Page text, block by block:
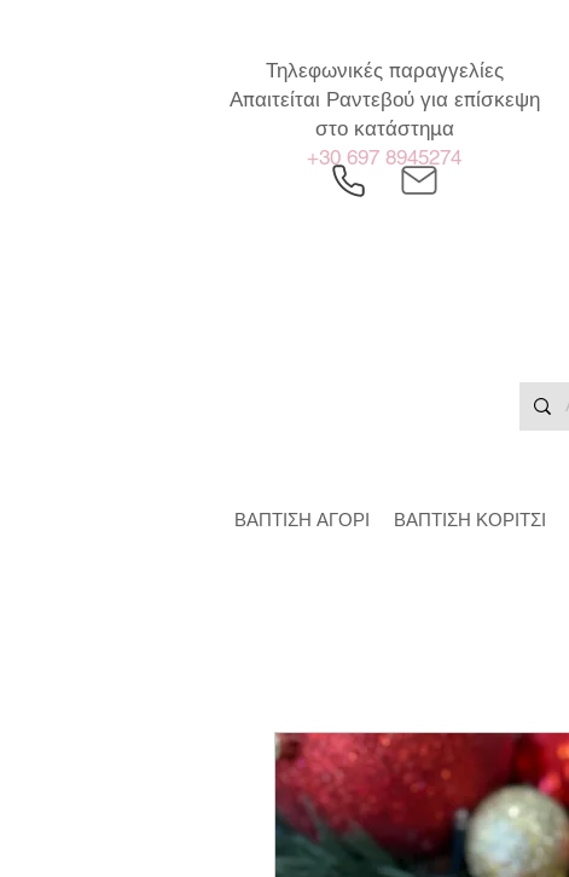
Τηλεφωνικές παραγγελίες
Απαιτείται Ραντεβού για επίσκεψη
στο κατάστημα
+30 697 8945274
ΒΑΠΤΙΣΗ ΑΓΟΡΙ ΒΑΠΤΙΣΗ ΚΟΡΙΤΣΙ